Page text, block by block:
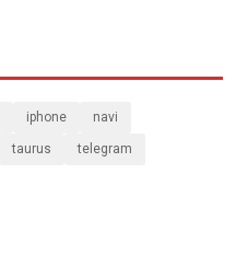
iphone navi
taurus telegram